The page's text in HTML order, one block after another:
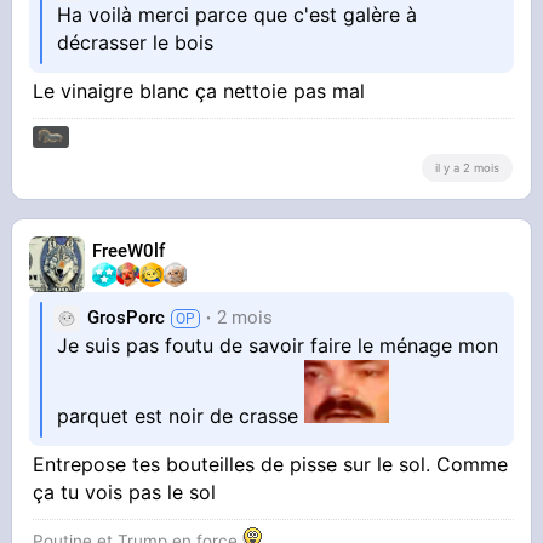
Ha voilà merci parce que c'est galère à
décrasser le bois
Le vinaigre blanc ça nettoie pas mal
il y a 2 mois
FreeW0lf
GrosPorc 2 mois
Je suis pas foutu de savoir faire le ménage mon
parquet est noir de crasse
Entrepose tes bouteilles de pisse sur le sol. Comme
ça tu vois pas le sol